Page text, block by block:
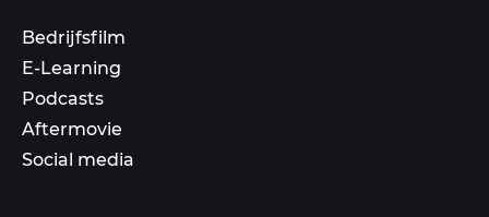
Bedrijfsfilm
E-Learning
Podcasts
Aftermovie
Social media